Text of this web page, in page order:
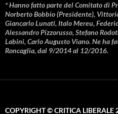
* Hanno fatto parte del Comitato di
Norberto Bobbio (Presidente),
Giancarlo Lunati, Italo Mereu,
Alessandro Pizzorusso, Stefano
Labini, Carlo Augusto Viano. Ne ha
Roncaglia, dal 9/2014 al 12/2016.
COPYRIGHT © CRITICA LIBERALE